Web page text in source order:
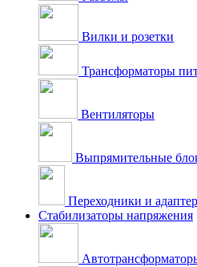
Вилки и розетки
Трансформаторы
Вентиляторы
Выпрямительные
Переходники и
Стабилизаторы напряжения